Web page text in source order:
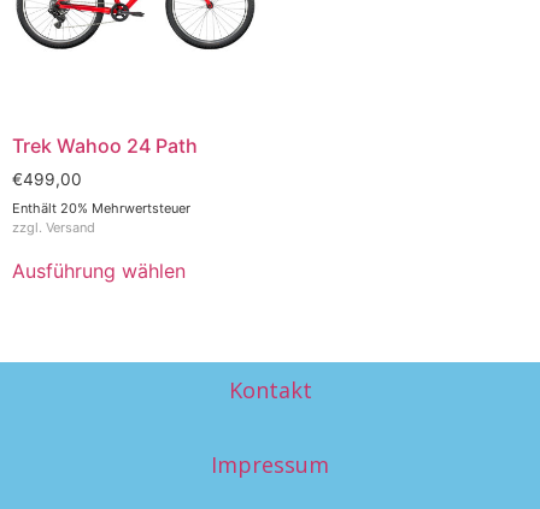
Trek Wahoo 24 Path
€499,00
Enthält 20% Mehrwertsteuer
zzgl. Versand
Ausführung wählen
Kontakt
Impressum